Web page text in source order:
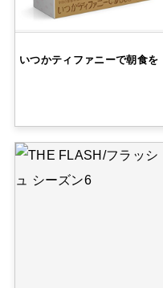
いつかティファニーで朝食を